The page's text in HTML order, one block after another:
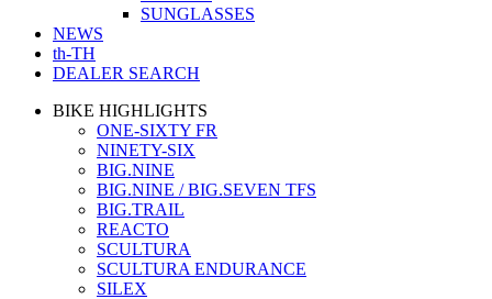
SUNGLASSES
NEWS
th-TH
DEALER SEARCH
BIKE HIGHLIGHTS
ONE-SIXTY FR
NINETY-SIX
BIG.NINE
BIG.NINE / BIG.SEVEN TFS
BIG.TRAIL
REACTO
SCULTURA
SCULTURA ENDURANCE
SILEX